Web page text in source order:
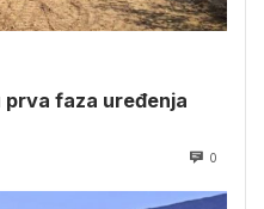
prva faza uređenja
0